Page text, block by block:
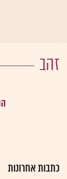
זהב
כתבות אחרונות